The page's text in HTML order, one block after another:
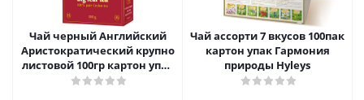
Чай черный Английский
Аристократический крупно
листовой 100гр картон упак
Hyleys
Чай ассорти 7 вкусов 100пак
картон упак Гармония
природы Hyleys